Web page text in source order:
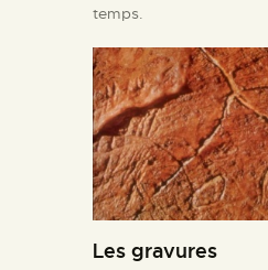
temps.
Les gravures